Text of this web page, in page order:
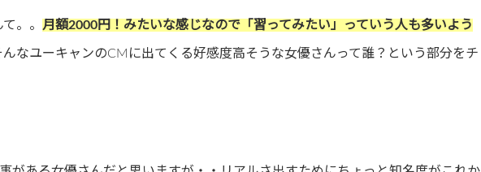
。。 月額2000円！みたいな感じなので「習ってみたい」っていう人も多いよう
なユーキャンのCMに出てくる好感度高そうな女優さんって誰？という部分をチ